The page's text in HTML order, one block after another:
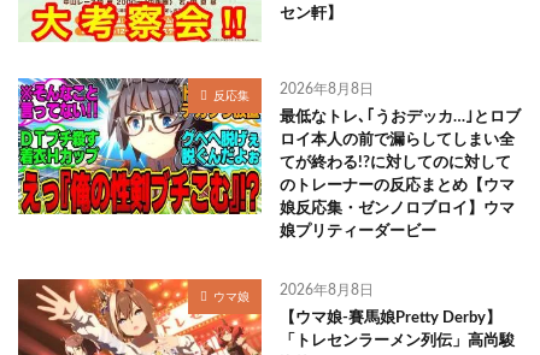
セン軒】
反応集 2026年8月8日
最低なトレ､｢うおデッカ…｣とロブ
ロイ本人の前で漏らしてしまい全
てが終わる!?に対してのに対して
のトレーナーの反応まとめ【ウマ
娘反応集・ゼンノロブロイ】ウマ
娘プリティーダービー
ウマ娘 2026年8月8日
【ウマ娘-賽馬娘Pretty Derby】
「トレセンラーメン列伝」高尚駿